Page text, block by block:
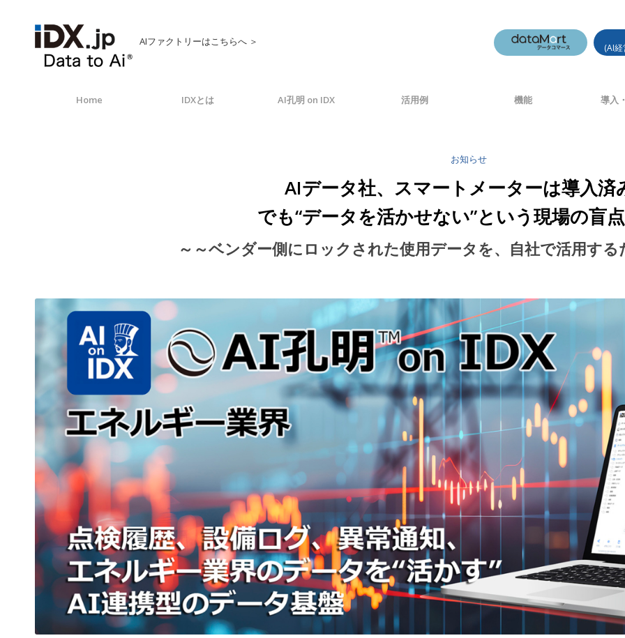
AIファクトリーはこちらへ ＞ (AI
Home IDXとは AI孔明 on IDX 活用例 機能 導入
お知らせ
AIデータ社、スマートメーターは導入済
でも“データを活かせない”という現場の盲
～～ベンダー側にロックされた使用データを、自社で活用す